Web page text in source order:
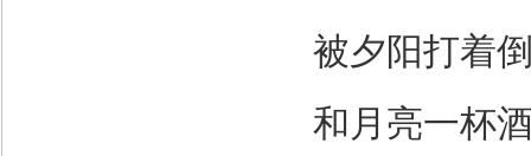
被夕阳打着
和月亮一杯